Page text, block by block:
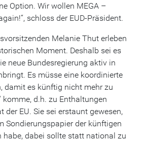
Option. Wir wollen MEGA –
schloss der EUD-Präsident.
Melanie Thut erleben
Moment. Deshalb sei es
neue Bundesregierung aktiv in
Es müsse eine koordinierte
damit es künftig nicht mehr zu
komme, d.h. zu Enthaltungen
der EU. Sie sei erstaunt gewesen,
Sondierungspapier der künftigen
habe, dabei sollte statt national zu